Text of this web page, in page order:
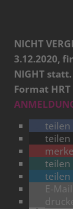
NICHT
3.12.2020,
NIGHT
Format HRT
teilen
teilen
teilen
teilen
E-Mail